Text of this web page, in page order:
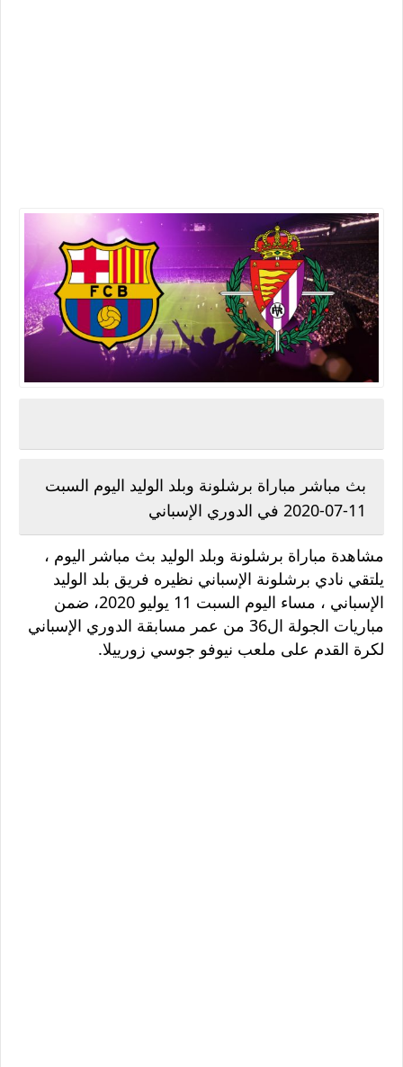
بث مباشر مباراة برشلونة وبلد الوليد اليوم السبت
11-07-2020 في الدوري الإسباني
مشاهدة مباراة برشلونة وبلد الوليد بث مباشر اليوم ،
يلتقي نادي برشلونة الإسباني نظيره فريق بلد الوليد
الإسباني ، مساء اليوم السبت 11 يوليو 2020، ضمن
مباريات الجولة ال36 من عمر مسابقة الدوري الإسباني
لكرة القدم على ملعب نيوفو جوسي زورييلا.